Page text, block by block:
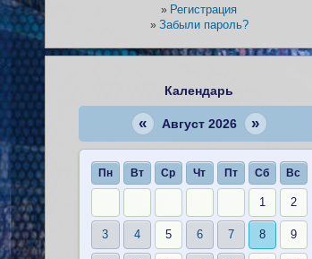
» Регистрация
» Забыли пароль?
Календарь
« Август 2026 »
Пн Вт Ср Чт Пт Сб Вс
1 2
3 4 5 6 7 8 9